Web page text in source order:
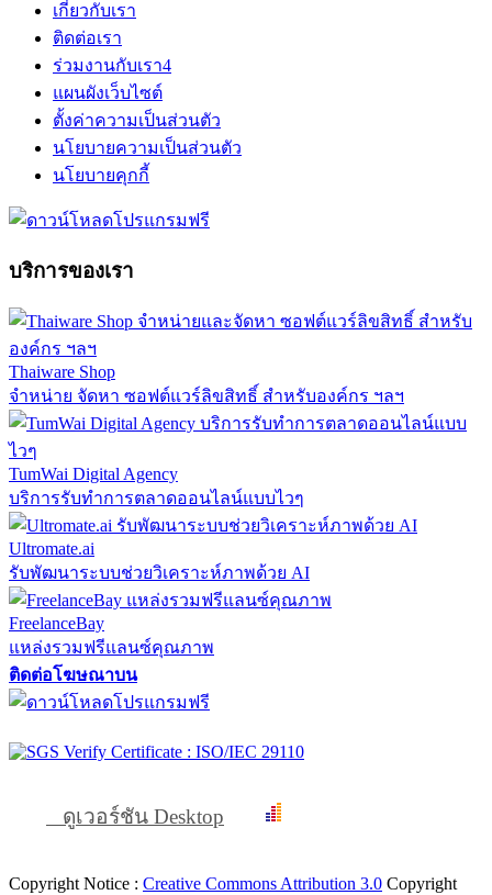
เกี่ยวกับเรา
ติดต่อเรา
ร่วมงานกับเรา4
แผนผังเว็บไซต์
ตั้งค่าความเป็นส่วนตัว
นโยบายความเป็นส่วนตัว
นโยบายคุกกี้
บริการของเรา
Thaiware Shop
จำหน่าย จัดหา ซอฟต์แวร์ลิขสิทธิ์ สำหรับองค์กร ฯลฯ
TumWai Digital Agency
บริการรับทำการตลาดออนไลน์แบบไวๆ
Ultromate.ai
รับพัฒนาระบบช่วยวิเคราะห์ภาพด้วย AI
FreelanceBay
แหล่งรวมฟรีแลนซ์คุณภาพ
ติดต่อโฆษณาบน
ดูเวอร์ชัน Desktop
Copyright Notice : Creative Commons Attribution 3.0 Copyright